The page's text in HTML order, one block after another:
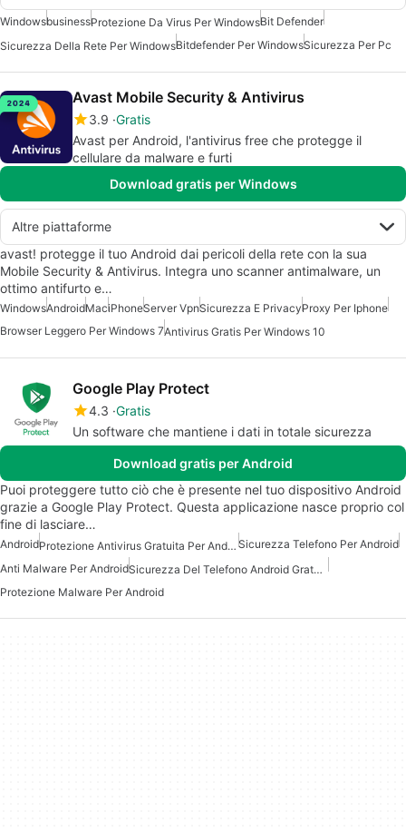
WindowsbusinessProtezione Da Virus Per WindowsBit Defender
Sicurezza Della Rete Per WindowsBitdefender Per WindowsSicurezza Per Pc
Avast Mobile Security & Antivirus
3.9 Gratis
Avast per Android, l'antivirus free che protegge il
cellulare da malware e furti
Download gratis per Windows
Altre piattaforme
avast! protegge il tuo Android dai pericoli della rete con la sua
Mobile Security & Antivirus. Integra uno scanner antimalware, un
ottimo antifurto e…
WindowsAndroidMaciPhoneServer VpnSicurezza E PrivacyProxy Per Iphone
Browser Leggero Per Windows 7Antivirus Gratis Per Windows 10
Google Play Protect
4.3 Gratis
Un software che mantiene i dati in totale sicurezza
Download gratis per Android
Puoi proteggere tutto ciò che è presente nel tuo dispositivo Android
grazie a Google Play Protect. Questa applicazione nasce proprio col
fine di lasciare…
Android Protezione Antivirus Gratuita Per Android Sicurezza Telefono Per Android
Anti Malware Per Android
Sicurezza Del Telefono Android Gratuita
Protezione Malware Per Android